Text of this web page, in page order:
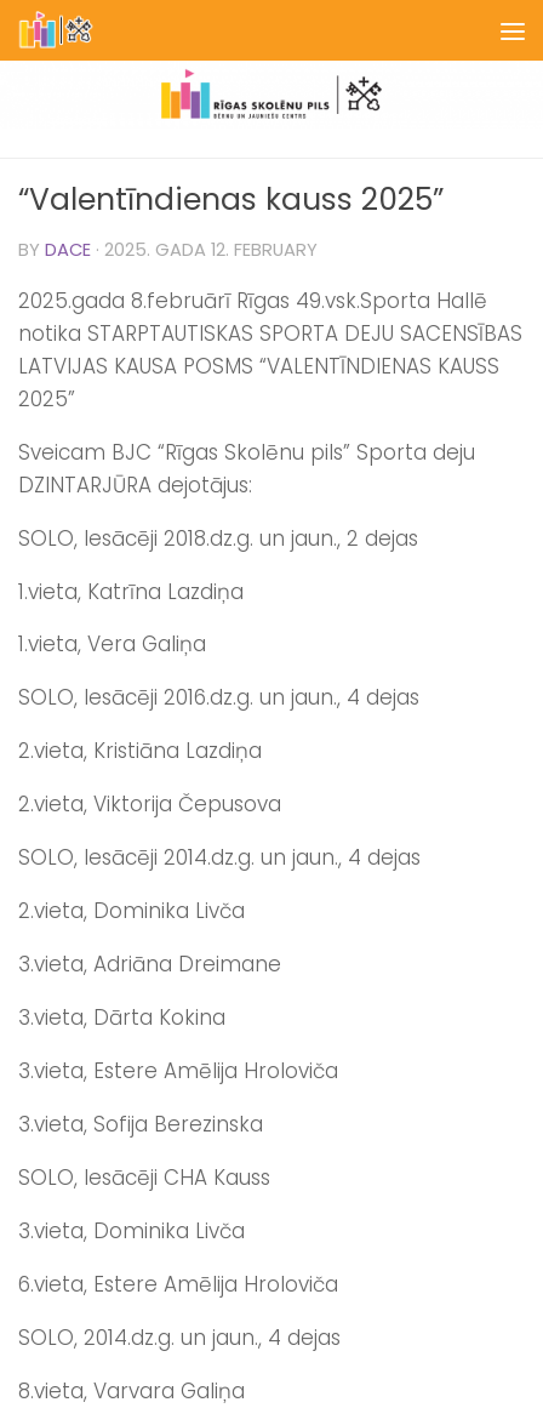
Skip to content
“Valentīndienas kauss 2025”
BY DACE · 2025. GADA 12. FEBRUARY
2025.gada 8.februārī Rīgas 49.vsk.Sporta Hallē
notika STARPTAUTISKAS SPORTA DEJU SACENSĪBAS
LATVIJAS KAUSA POSMS “VALENTĪNDIENAS KAUSS
2025”
Sveicam BJC “Rīgas Skolēnu pils” Sporta deju
DZINTARJŪRA dejotājus:
SOLO, Iesācēji 2018.dz.g. un jaun., 2 dejas
1.vieta, Katrīna Lazdiņa
1.vieta, Vera Galiņa
SOLO, Iesācēji 2016.dz.g. un jaun., 4 dejas
2.vieta, Kristiāna Lazdiņa
2.vieta, Viktorija Čepusova
SOLO, Iesācēji 2014.dz.g. un jaun., 4 dejas
2.vieta, Dominika Livča
3.vieta, Adriāna Dreimane
3.vieta, Dārta Kokina
3.vieta, Estere Amēlija Hroloviča
3.vieta, Sofija Berezinska
SOLO, Iesācēji CHA Kauss
3.vieta, Dominika Livča
6.vieta, Estere Amēlija Hroloviča
SOLO, 2014.dz.g. un jaun., 4 dejas
8.vieta, Varvara Galiņa